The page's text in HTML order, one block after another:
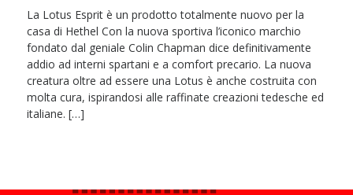
La Lotus Esprit è un prodotto totalmente nuovo per la
casa di Hethel Con la nuova sportiva l’iconico marchio
fondato dal geniale Colin Chapman dice definitivamente
addio ad interni spartani e a comfort precario. La nuova
creatura oltre ad essere una Lotus è anche costruita con
molta cura, ispirandosi alle raffinate creazioni tedesche ed
italiane. […]